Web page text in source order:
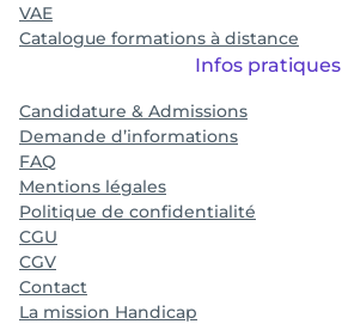
VAE
Catalogue formations à distance
Infos pratiques
Candidature & Admissions
Demande d’informations
FAQ
Mentions légales
Politique de confidentialité
CGU
CGV
Contact
La mission Handicap